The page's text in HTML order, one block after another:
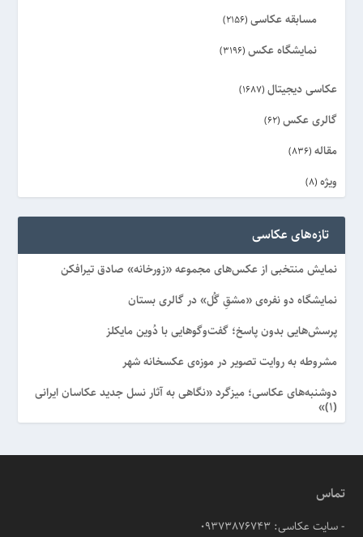
مسابقه عکاسی (2156)
نمایشگاه عکس (3196)
عکاسی دیجیتال (1687)
گالری عکس (62)
مقاله (836)
ویژه (8)
تازه‌های عکاسی
نمایش منتخبی از عکس‌های مجموعه «زورخانه» صادق تیرافکن
نمایشگاه دو نفره‌ی «مشقِ گُل» در گالری بستان
پرسش‌هایی بدون پاسخ؛ گفت‌وگوهایی با دُوین مایکلز
مشروطه به روایت تصویر در موزه‌ی عکسخانه شهر
دوشنبه‌های عکاسی؛ میزگرد «نگاهی به آثار نسل جدید عکاسان ایرانی
(۱)»
تماس
- سایت عکاسی: 09373876743